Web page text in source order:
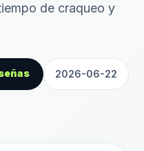
de craqueo y
2026-06-22